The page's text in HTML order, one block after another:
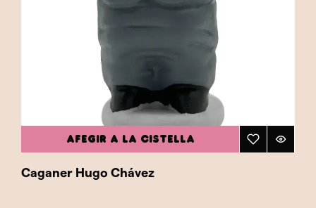
AFEGIR A LA CISTELLA
Caganer Hugo Chávez